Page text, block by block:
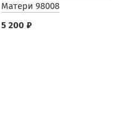
Матери 98008
5 200 ₽